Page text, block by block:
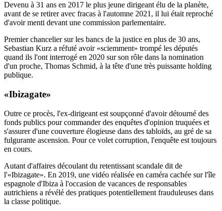
Devenu à 31 ans en 2017 le plus jeune dirigeant élu de la planète,
avant de se retirer avec fracas à l'automne 2021, il lui était reproché
d'avoir menti devant une commission parlementaire.
Premier chancelier sur les bancs de la justice en plus de 30 ans,
Sebastian Kurz a réfuté avoir «sciemment» trompé les députés
quand ils l'ont interrogé en 2020 sur son rôle dans la nomination
d'un proche, Thomas Schmid, à la tête d'une très puissante holding
publique.
«Ibizagate»
Outre ce procès, l'ex-dirigeant est soupçonné d'avoir détourné des
fonds publics pour commander des enquêtes d'opinion truquées et
s'assurer d'une couverture élogieuse dans des tabloïds, au gré de sa
fulgurante ascension. Pour ce volet corruption, l'enquête est toujours
en cours.
Autant d'affaires découlant du retentissant scandale dit de
l'«Ibizagate». En 2019, une vidéo réalisée en caméra cachée sur l'île
espagnole d'Ibiza à l'occasion de vacances de responsables
autrichiens a révélé des pratiques potentiellement frauduleuses dans
la classe politique.